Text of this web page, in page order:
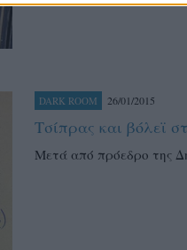
DARK ROOM 26/01/2015
Τσίπρας και βόλεϊ
Μετά από πρόεδρο της